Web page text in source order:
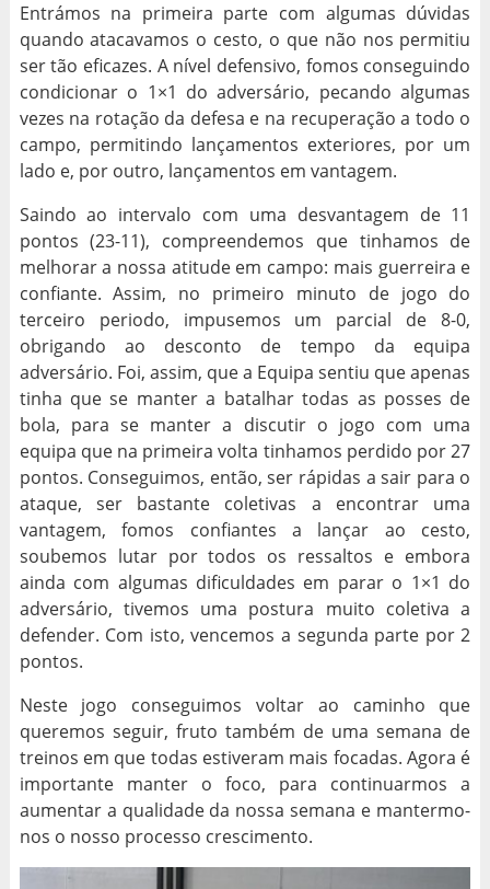
Entrámos na primeira parte com algumas dúvidas
quando atacavamos o cesto, o que não nos permitiu
ser tão eficazes. A nível defensivo, fomos conseguindo
condicionar o 1×1 do adversário, pecando algumas
vezes na rotação da defesa e na recuperação a todo o
campo, permitindo lançamentos exteriores, por um
lado e, por outro, lançamentos em vantagem.
Saindo ao intervalo com uma desvantagem de 11
pontos (23-11), compreendemos que tinhamos de
melhorar a nossa atitude em campo: mais guerreira e
confiante. Assim, no primeiro minuto de jogo do
terceiro periodo, impusemos um parcial de 8-0,
obrigando ao desconto de tempo da equipa
adversário. Foi, assim, que a Equipa sentiu que apenas
tinha que se manter a batalhar todas as posses de
bola, para se manter a discutir o jogo com uma
equipa que na primeira volta tinhamos perdido por 27
pontos. Conseguimos, então, ser rápidas a sair para o
ataque, ser bastante coletivas a encontrar uma
vantagem, fomos confiantes a lançar ao cesto,
soubemos lutar por todos os ressaltos e embora
ainda com algumas dificuldades em parar o 1×1 do
adversário, tivemos uma postura muito coletiva a
defender. Com isto, vencemos a segunda parte por 2
pontos.
Neste jogo conseguimos voltar ao caminho que
queremos seguir, fruto também de uma semana de
treinos em que todas estiveram mais focadas. Agora é
importante manter o foco, para continuarmos a
aumentar a qualidade da nossa semana e mantermo-
nos o nosso processo crescimento.